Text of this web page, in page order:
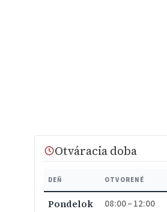
Otváracia doba
DEŇ OTVORENÉ
Pondelok 08:00 – 12:00